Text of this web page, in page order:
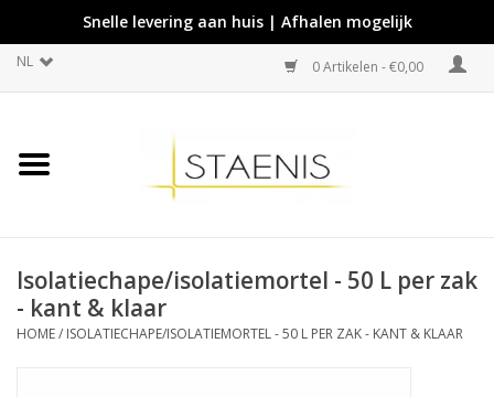
Snelle levering aan huis | Afhalen mogelijk
NL 0 Artikelen - €0,00
Isolatiechape/isolatiemortel - 50 L per zak
- kant & klaar
HOME/ ISOLATIECHAPE/ISOLATIEMORTEL - 50 L PER ZAK - KANT & KLAAR